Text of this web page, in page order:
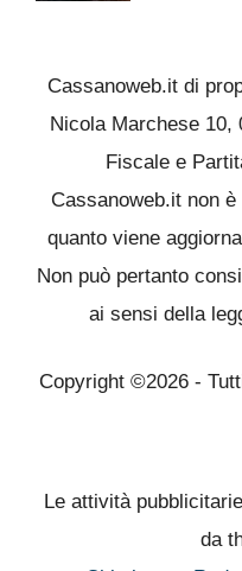
Cassanoweb.it di
Nicola Marchese 10,
Fiscale e
Cassanoweb.it non
quanto viene
Non può pertanto
ai sensi della
Copyright ©2026 -
Le attività
da